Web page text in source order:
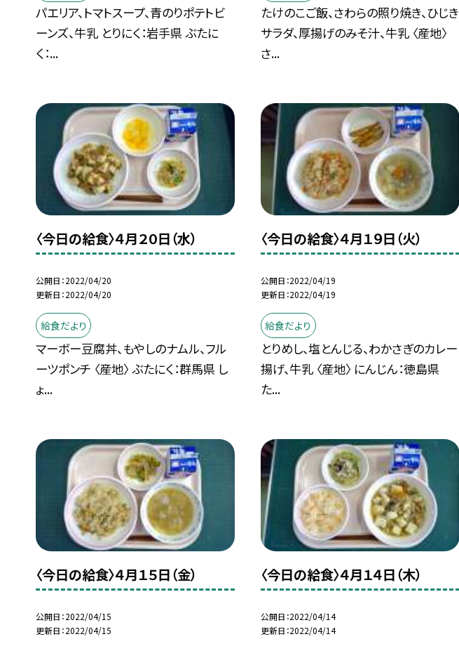
パエリア、トマトスープ、青のりポテトビ
ーンズ、牛乳 とりにく：岩手県 ぶたに
く：...
たけのこご飯、さわらの照り焼き、ひじき
サラダ、厚揚げのみそ汁、牛乳 〈産地〉
さ...
〈今日の給食〉４月２０日（水）
公開日 2022/04/20
更新日 2022/04/20
給食だより
マーボー豆腐丼、もやしのナムル、フル
ーツポンチ 〈産地〉 ぶたにく：群馬県 し
ょ...
〈今日の給食〉４月１９日（火）
公開日 2022/04/19
更新日 2022/04/19
給食だより
とりめし、塩とんじる、わかさぎのカレー
揚げ、牛乳 〈産地〉 にんじん：徳島県
た...
〈今日の給食〉４月１５日（金）
公開日 2022/04/15
更新日 2022/04/15
〈今日の給食〉４月１４日（木）
公開日 2022/04/14
更新日 2022/04/14